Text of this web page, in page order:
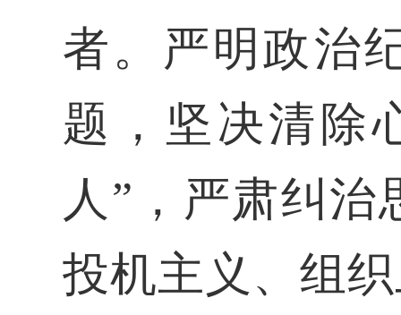
者。严明政治
题，坚决清除
人”，严肃纠
投机主义、组